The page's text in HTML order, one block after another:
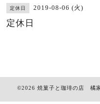
定休日 2019-08-06 (火)
定休日
©2026 焼菓子と珈琲の店 橘